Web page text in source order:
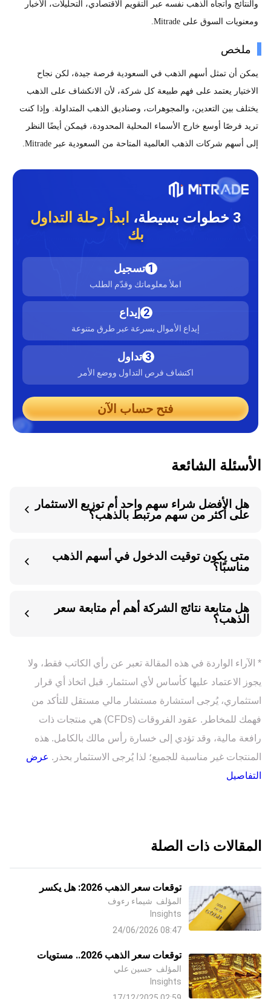
والنتائج واتجاه الذهب نفسه عبر التقويم الاقتصادي، التحليلات، الأخبار
ومعنويات السوق على Mitrade.
ملخص
يمكن أن تمثل أسهم الذهب في السعودية فرصة جيدة، لكن نجاح
الاختيار يعتمد على فهم طبيعة كل شركة، لأن الانكشاف على الذهب
يختلف بين التعدين، والمجوهرات، وصناديق الذهب المتداولة. وإذا كنت
تريد فرصًا أوسع خارج الأسماء المحلية المحدودة، فيمكن أيضًا النظر
إلى أسهم شركات الذهب العالمية المتاحة من السعودية عبر Mitrade.
3 خطوات بسيطة،
ابدأ رحلة التداول
بك
1 تسجيل
املأ معلوماتك وقدّم الطلب
2 إيداع
إيداع الأموال بسرعة عبر طرق متنوعة
3 تداول
اكتشاف فرص التداول ووضع الأمر
فتح حساب الآن
الأسئلة الشائعة
هل الأفضل شراء سهم واحد أم توزيع الاستثمار
على أكثر من سهم مرتبط بالذهب؟
متى يكون توقيت الدخول في أسهم الذهب
مناسبًا؟
هل متابعة نتائج الشركة أهم أم متابعة سعر
الذهب؟
* الآراء الواردة في هذه المقالة تعبر عن رأي الكاتب فقط، ولا
يجوز الاعتماد عليها كأساس لأي استثمار. قبل اتخاذ أي قرار
استثماري، يُرجى استشارة مستشار مالي مستقل للتأكد من
فهمك للمخاطر. عقود الفروقات (CFDs) هي منتجات ذات
رافعة مالية، وقد تؤدي إلى خسارة رأس مالك بالكامل. هذه
المنتجات غير مناسبة للجميع؛ لذا يُرجى الاستثمار بحذر. عرض
التفاصيل
المقالات ذات الصلة
توقعات سعر الذهب 2026: هل يكسر
مستويات تاريخية جديدة؟ هل الوقت مناسب
لشراء الذهب الآن؟
المؤلف شيماء رءوف
Insights
08:47 24/06/2026
توقعات سعر الذهب 2026.. مستويات
قياسية تلوح في الأفق
المؤلف حسين علي
Insights